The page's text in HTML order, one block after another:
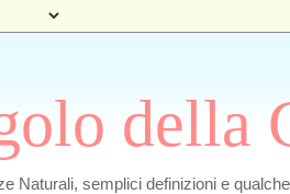
della
Naturali, semplici definizioni e